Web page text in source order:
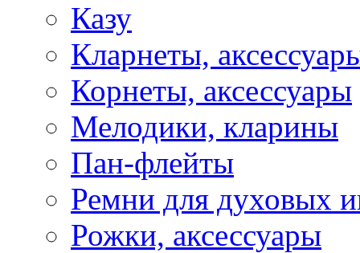
Казу
Кларнеты,
Корнеты, аксессуары
Мелодики, кларины
Пан-флейты
Ремни для духовых
Рожки, аксессуары